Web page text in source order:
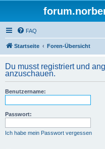
FAQ
Startseite Foren-Übersicht
Du musst registriert und
anzuschauen.
Benutzername:
Passwort:
Ich habe mein Passwort vergessen